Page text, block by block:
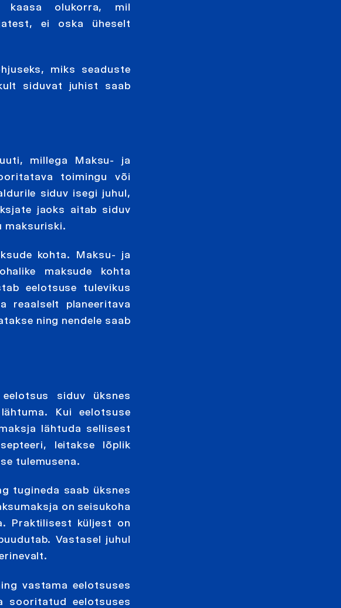
kaasa olukorra, mil
ei oska üheselt
miks seaduste
siduvat juhist saab
millega Maksu- ja
toimingu või
siduv isegi juhul,
jaoks aitab siduv
maksuriski.
kohta. Maksu- ja
maksude kohta
eelotsuse tulevikus
reaalselt planeeritava
ning nendele saab
siduv üksnes
Kui eelotsuse
lähtuda sellisest
leitakse lõplik
tulemusena.
tugineda saab üksnes
on seisukoha
Praktilisest küljest on
Vastasel juhul
vastama eelotsuses
sooritatud eelotsuses